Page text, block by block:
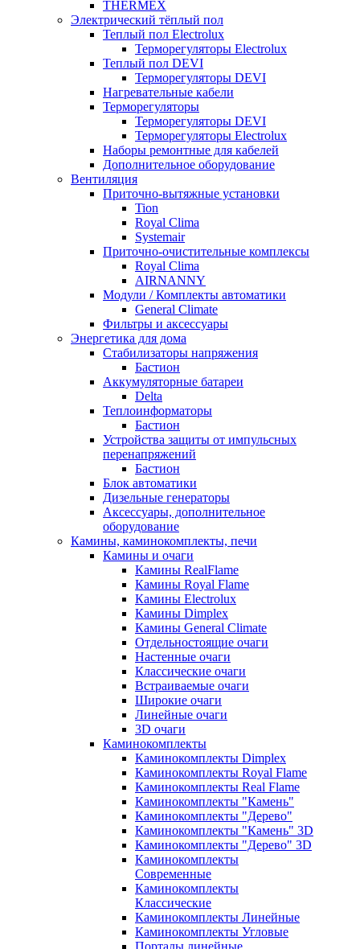
THERMEX
Электрический тёплый пол
Теплый пол Electrolux
Терморегуляторы Electrolux
Теплый пол DEVI
Терморегуляторы DEVI
Нагревательные кабели
Терморегуляторы
Терморегуляторы DEVI
Терморегуляторы Electrolux
Наборы ремонтные для кабелей
Дополнительное оборудование
Вентиляция
Приточно-вытяжные установки
Tion
Royal Clima
Systemair
Приточно-очистительные комплексы
Royal Clima
AIRNANNY
Модули / Комплекты автоматики
General Climate
Фильтры и аксессуары
Энергетика для дома
Стабилизаторы напряжения
Бастион
Аккумуляторные батареи
Delta
Теплоинформаторы
Бастион
Устройства защиты от импульсных
перенапряжений
Бастион
Блок автоматики
Дизельные генераторы
Аксессуары, дополнительное
оборудование
Камины, каминокомплекты, печи
Камины и очаги
Камины RealFlame
Камины Royal Flame
Камины Electrolux
Камины Dimplex
Камины General Climate
Отдельностоящие очаги
Настенные очаги
Классические очаги
Встраиваемые очаги
Широкие очаги
Линейные очаги
3D очаги
Каминокомплекты
Каминокомплекты Dimplex
Каминокомплекты Royal Flame
Каминокомплекты Real Flame
Каминокомплекты "Камень"
Каминокомплекты "Дерево"
Каминокомплекты "Камень" 3D
Каминокомплекты "Дерево" 3D
Каминокомплекты
Современные
Каминокомплекты
Классические
Каминокомплекты Линейные
Каминокомплекты Угловые
Порталы линейные